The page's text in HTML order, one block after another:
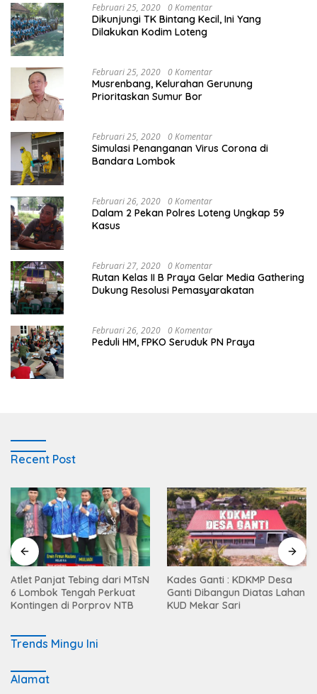
Februari 25, 2020 0 Komentar
Dikunjungi TK Bintang Kecil, Ini Yang
Dilakukan Kodim Loteng
Februari 25, 2020 0 Komentar
Musrenbang, Kelurahan Gerunung
Prioritaskan Sumur Bor
Februari 25, 2020 0 Komentar
Simulasi Penanganan Virus Corona di
Bandara Lombok
Februari 26, 2020 0 Komentar
Dalam 2 Pekan Polres Loteng Ungkap 59
Kasus
Februari 27, 2020 0 Komentar
Rutan Kelas II B Praya Gelar Media Gathering
Dukung Resolusi Pemasyarakatan
Februari 26, 2020 0 Komentar
Peduli HM, FPKO Seruduk PN Praya
Recent Post
Atlet Panjat Tebing dari MTsN
6 Lombok Tengah Perkuat
Kontingen di Porprov NTB
Kades Ganti : KDKMP Desa
Ganti Dibangun Diatas Lahan
KUD Mekar Sari
Trends Mingu Ini
Alamat